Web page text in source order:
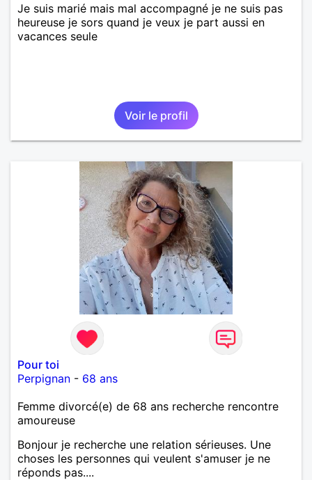
Je suis marié mais mal accompagné je ne suis pas
heureuse je sors quand je veux je part aussi en
vacances seule
Voir le profil
Pour toi
Perpignan - 68 ans
Femme divorcé(e) de 68 ans recherche rencontre
amoureuse
Bonjour je recherche une relation sérieuses. Une
choses les personnes qui veulent s'amuser je ne
réponds pas....